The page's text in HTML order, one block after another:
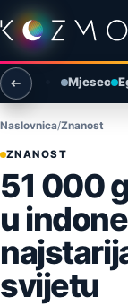
Preskoči na sadržaj
Otvori izbornik
Otvori pretragu
Mjesec
Naslovnica Znanost
ZNANOST
51 000
u
svijetu